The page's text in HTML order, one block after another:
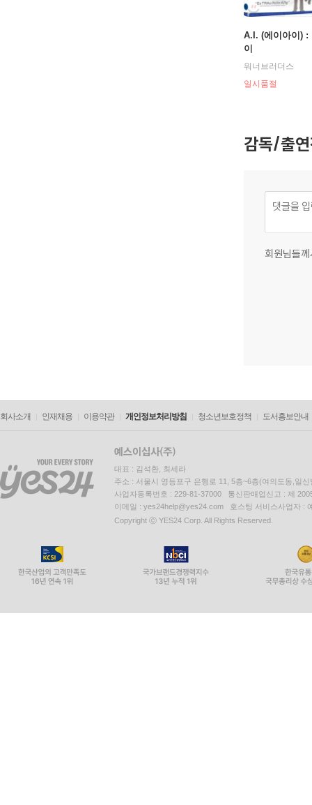
A.I. (에이아이) :
이
워너브러더스
일시품절
감독/출
회원님들
회사소개 인재채용 이용약관 개인정보처리방침 청소년보호정책 도서홍보안내
대표 : 김석환, 최세라
주소 : 서울시 영등포구 은행로 11, 5층~6층(여의도동,일신
사업자등록번호 : 229-81-37000 통신판매업신고 : 제
이메일 : yes24help@yes24.com 호스팅 서비스사업자 :
Copyright ⓒ YES24 Corp. All Rights Reserved.